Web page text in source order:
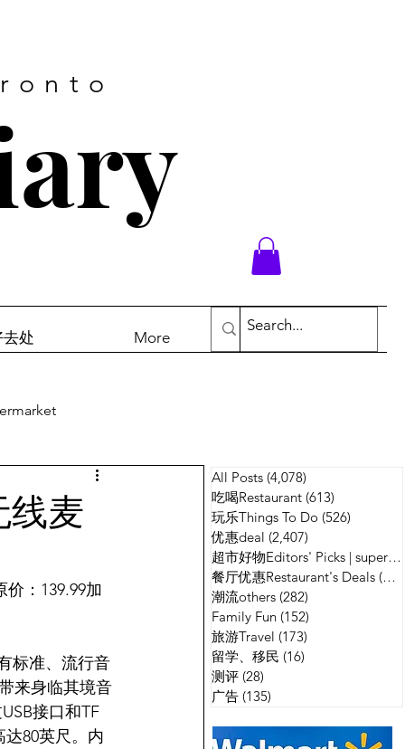
处 More
广告
线麦
：139.99加
标准、流行音
来身临其境音
接口和TF
80英尺。内
All Posts (4,078)
吃喝Restaurant (613)
玩乐Things To Do (526)
优惠deal (2,407)
超市好物Editors' Picks | supermarket
餐厅优惠Restaurant's Deals (134)
潮流others (282)
Family Fun (152)
旅游Travel (173)
留学、移民 (16)
测评 (28)
广告 (135)